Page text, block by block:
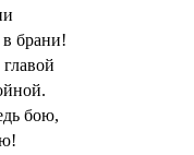
брани!
бою,